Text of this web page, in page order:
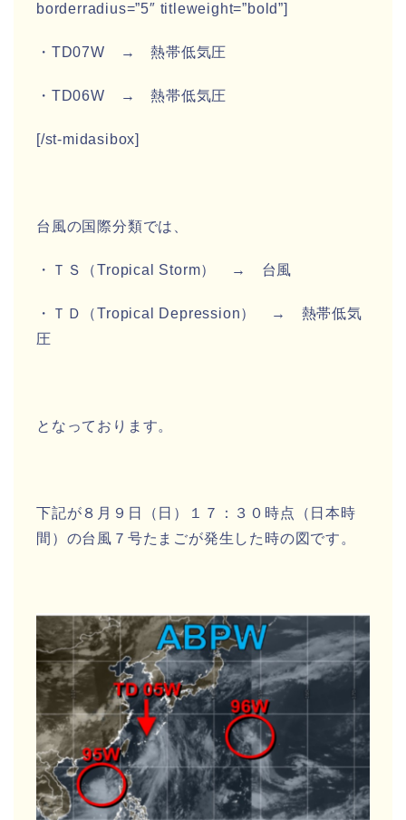
borderradius=”5″ titleweight=”bold”]
・TD07W →熱帯低気圧
・TD06W →熱帯低気圧
[/st-midasibox]
台風の国際分類では、
・ ＴＳ（Tropical Storm） → 台風
・ＴＤ（Tropical Depression）
→ 熱帯低気
圧
となっております。
下記が８月９日（日）１７：３０時点（日本時
間）の台風７号たまごが発生した時の図です。